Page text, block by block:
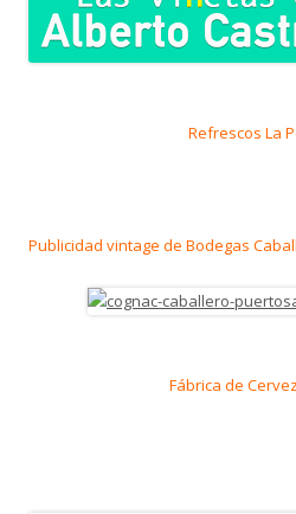
Refrescos La
Publicidad vintage de Bodegas
Fábrica de